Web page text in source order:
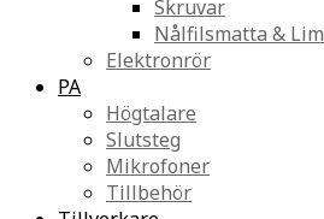
Skruvar
Nålfilsmatta & Lim
Elektronrör
PA
Högtalare
Slutsteg
Mikrofoner
Tillbehör